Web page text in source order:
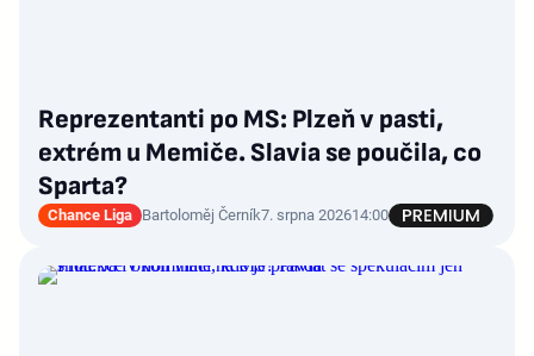
Reprezentanti po MS: Plzeň v pasti,
extrém u Memiče. Slavia se poučila, co
Sparta?
Chance Liga Bartoloměj Černík7. srpna 202614:00